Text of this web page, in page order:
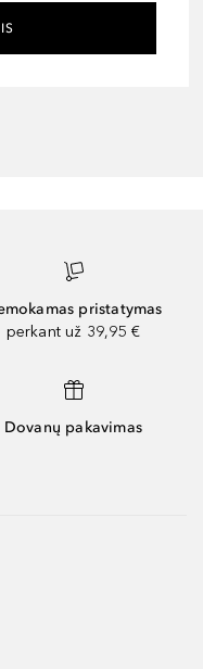
pristatymas
perkant už 39,95 €
Dovanų pakavimas